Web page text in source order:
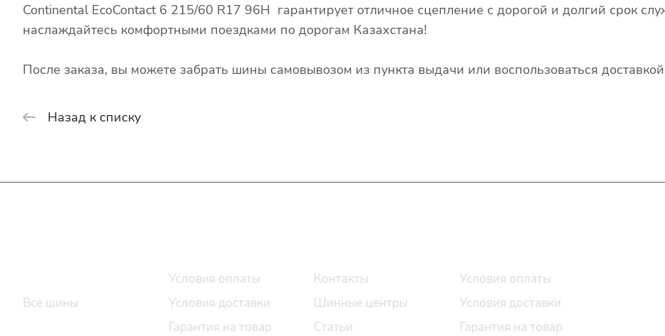
Continental EcoContact 6 215/60 R17 96H гарантирует отличное сцепление с дорогой и долгий срок
наслаждайтесь комфортными поездками по дорогам Казахстана!
После заказа, вы можете забрать шины самовывозом из пункта выдачи или воспользоваться
Назад к списку
Все шины
Условия оплаты
Условия доставки
Гарантия на товар
Контакты
Шинные центры
Статьи
Условия оплаты
Условия доставки
Гарантия на товар